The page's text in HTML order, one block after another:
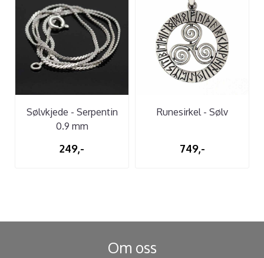
Sølvkjede - Serpentin
0.9 mm
249,-
Runesirkel - Sølv
749,-
Om oss